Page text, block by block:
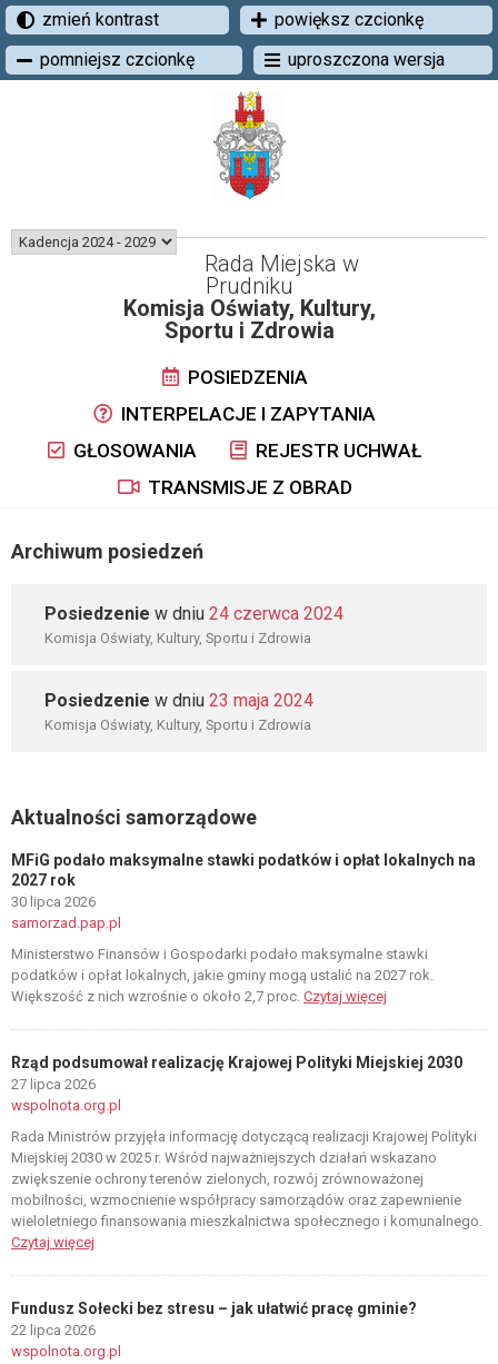
zmień kontrast
powiększ czcionkę
pomniejsz czcionkę
uproszczona wersja
Rada Miejska w
Prudniku
Komisja Oświaty, Kultury,
Sportu i Zdrowia
POSIEDZENIA
INTERPELACJE I ZAPYTANIA
GŁOSOWANIA
REJESTR UCHWAŁ
TRANSMISJE Z OBRAD
Archiwum posiedzeń
Posiedzenie w dniu 24 czerwca 2024
Komisja Oświaty, Kultury, Sportu i Zdrowia
Posiedzenie w dniu 23 maja 2024
Komisja Oświaty, Kultury, Sportu i Zdrowia
Aktualności samorządowe
MFiG podało maksymalne stawki podatków i opłat lokalnych na
2027 rok
30 lipca 2026
samorzad.pap.pl
Ministerstwo Finansów i Gospodarki podało maksymalne stawki
podatków i opłat lokalnych, jakie gminy mogą ustalić na 2027 rok.
Większość z nich wzrośnie o około 2,7 proc. Czytaj więcej
Rząd podsumował realizację Krajowej Polityki Miejskiej 2030
27 lipca 2026
wspolnota.org.pl
Rada Ministrów przyjęła informację dotyczącą realizacji Krajowej Polityki
Miejskiej 2030 w 2025 r. Wśród najważniejszych działań wskazano
zwiększenie ochrony terenów zielonych, rozwój zrównoważonej
mobilności, wzmocnienie współpracy samorządów oraz zapewnienie
wieloletniego finansowania mieszkalnictwa społecznego i komunalnego.
Czytaj więcej
Fundusz Sołecki bez stresu – jak ułatwić pracę gminie?
22 lipca 2026
wspolnota.org.pl